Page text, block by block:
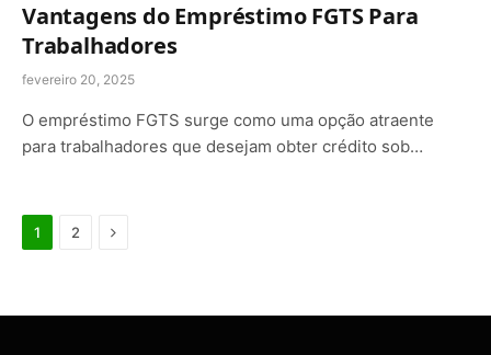
Vantagens do Empréstimo FGTS Para
Trabalhadores
fevereiro 20, 2025
O empréstimo FGTS surge como uma opção atraente
para trabalhadores que desejam obter crédito sob…
1 2 Next